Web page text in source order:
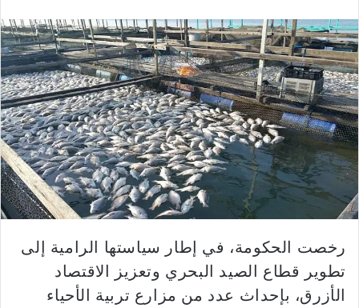
رخصت الحكومة، في إطار سياستها الرامية إلى
تطوير قطاع الصيد البحري وتعزيز الاقتصاد
الأزرق، بإحداث عدد من مزارع تربية الأحياء